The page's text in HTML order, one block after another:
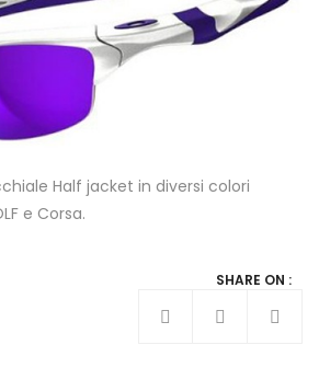
Half jacket in diversi colori
e Corsa.
SHARE ON :